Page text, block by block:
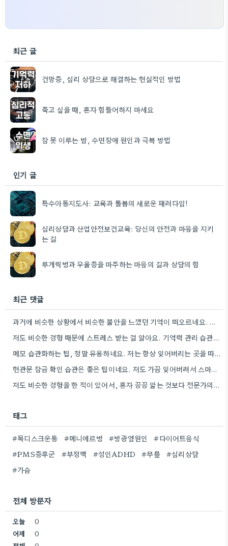
최근 글
건망증, 심리 상담으로 해결하는 현실적인 방법
죽고 싶을 때, 혼자 힘들어하지 마세요
잠 못 이루는 밤, 수면장애 원인과 극복 방법
인기 글
특수아동지도사: 교육과 돌봄의 새로운 패러다임!
심리상담과 산업안전보건교육: 당신의 안전과 마음을 지키
는 길
루게릭병과 우울증을 마주하는 마음의 길과 상담의 힘
최근 댓글
과거에 비슷한 상황에서 비슷한 불안을 느꼈던 기억이 떠오르네요. 그 당시 경험을 제대로 정리하지 못해서인지, 지금도…
저도 비슷한 경험 때문에 스트레스 받는 걸 알아요. 기억력 관리 습관을 만들려고 노력하는 것도 좋지만,…
메모 습관화하는 팁, 정말 유용하네요. 저는 항상 잊어버리는 곳을 따로 챙겨두는 습관을 들이려고 노력하고 있어요.
현관문 잠금 확인 습관은 좋은 팁이네요. 저도 가끔 잊어버려서 스마트폰으로 찍어두는 걸 고려해봐야겠어요.
저도 비슷한 경험을 한 적이 있어서, 혼자 끙끙 앓는 것보다 전문가의 도움을 받는 게 정말…
태그
#목디스크운동 #메니에르병 #방광염원인
#다이어트음식
#PMS증후군
#부정맥 #성인ADHD #무릎
#심리상담
#가슴
전체 방문자
오늘
0
어제
0